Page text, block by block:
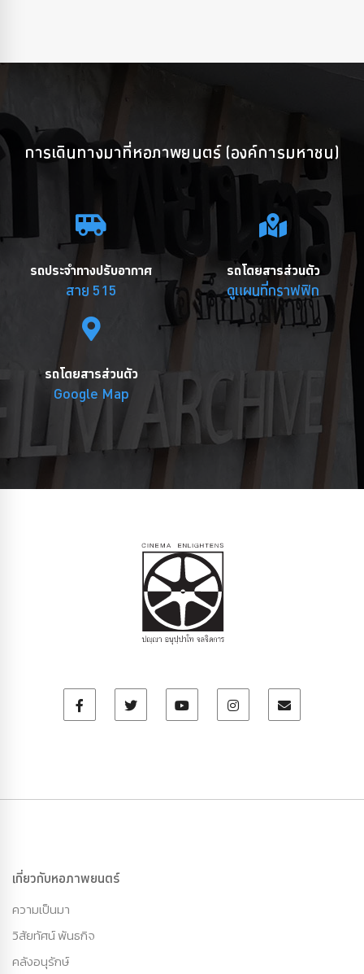
การเดินทางมาที่หอภาพยนตร์ (องค์การมหาชน)
รถประจำทางปรับอากาศ
สาย 515
รถโดยสารส่วนตัว
ดูแผนที่กราฟฟิก
รถโดยสารส่วนตัว
Google Map
เกี่ยวกับหอภาพยนตร์
ความเป็นมา
วิสัยทัศน์ พันธกิจ
คลังอนุรักษ์